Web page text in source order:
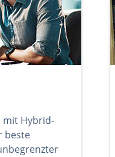
mit Hybrid-
beste